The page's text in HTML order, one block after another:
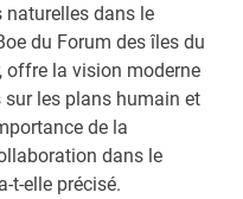
dans le
du Forum des îles du
offre la vision moderne
sur les plans humain et
de la
dans le
t-elle précisé.